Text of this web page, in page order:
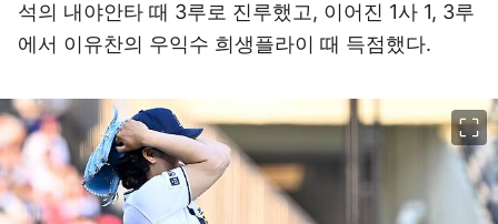
석의 내야안타 때 3루로 진루했고, 이어진 1사 1, 3루
에서 이유찬의 우익수 희생플라이 때 득점했다.